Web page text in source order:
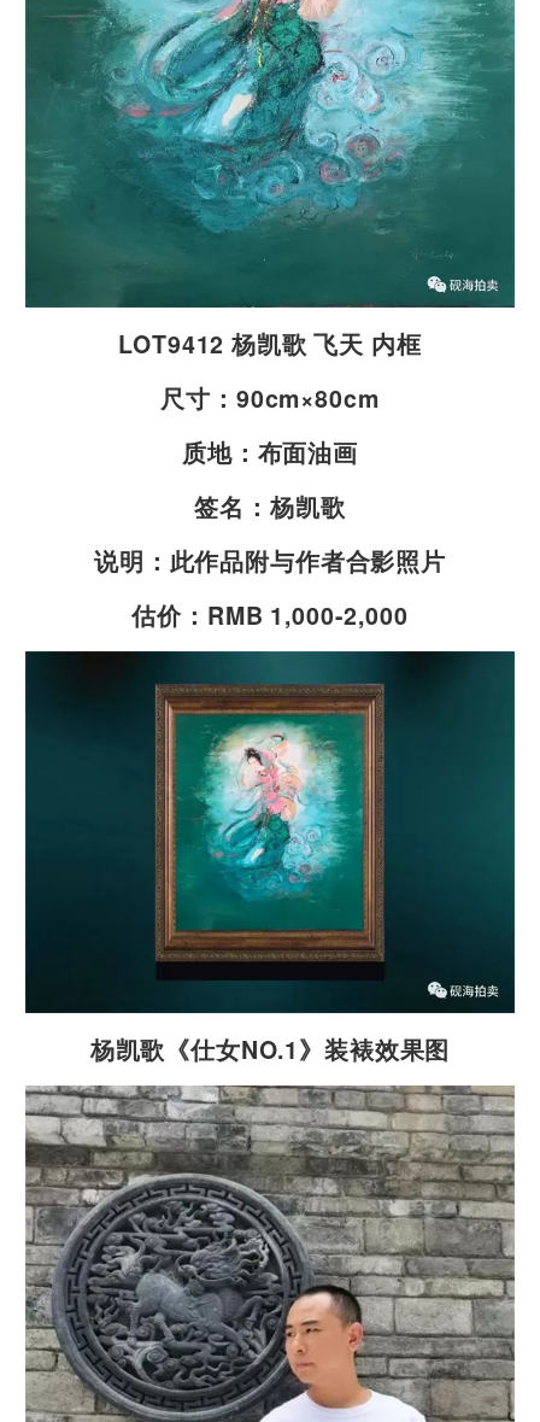
LOT9412 杨凯歌 飞天 内框
尺寸：90cm×80cm
质地：布面油画
签名：杨凯歌
说明：此作品附与作者合影照片
估价：RMB 1,000-2,000
杨凯歌《仕女NO.1》装裱效果图